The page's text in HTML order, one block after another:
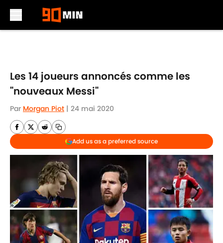
Les 14 joueurs annoncés comme les
"nouveaux Messi"
Par Morgan Piot | 24 mai 2020
Add us as a preferred source